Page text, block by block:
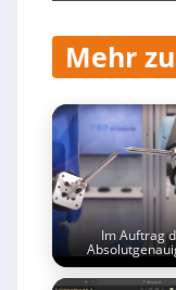
Mehr
Im Auftrag